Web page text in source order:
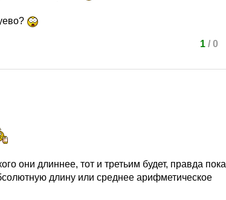
1/ 0
они длиннее, тот и третьим будет, правда пока
длину или среднее арифметическое